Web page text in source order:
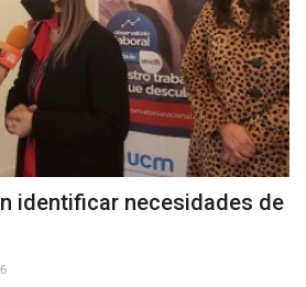
identificar necesidades de